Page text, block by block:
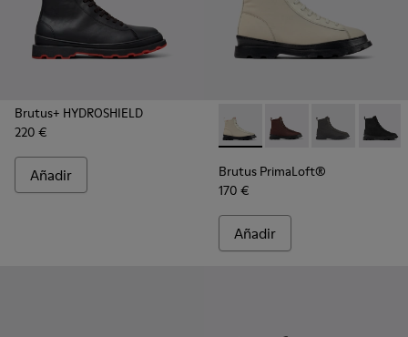
Brutus+ HYDROSHIELD
220 €
Añadir
Brutus PrimaLoft® -
Brutus PrimaLoft® -
Brutus
Brutus PrimaLoft®
170 €
Añadir